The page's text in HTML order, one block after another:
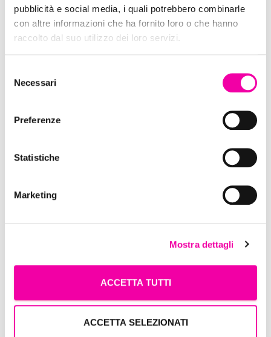
pubblicità e social media, i quali potrebbero combinarle
con altre informazioni che ha fornito loro o che hanno
raccolto dal suo utilizzo dei loro servizi.
delNecessari
Preferenze
Statistiche
Marketing
Mostra dettagli
ACCETTA TUTTI
ACCETTA SELEZIONATI